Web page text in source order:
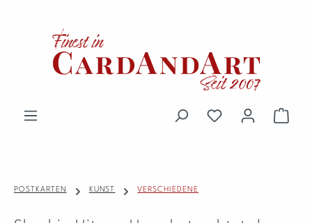
Du hast 0 Produkte
POSTKARTEN KUNST VERSCHIEDENE